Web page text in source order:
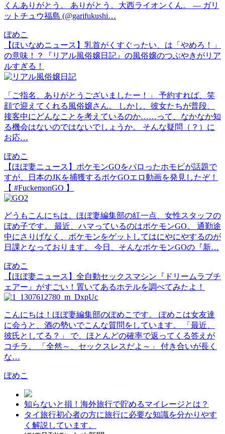
くんありがとう。 ありがとう。大西ライオンくん。 — ガリ
ットチュウ福島 (@garifukushi…
ぽめこ
【ほいなめニュース】乳首がくすぐったい、は「やめろ！」
の意味！？『リアル風俗嬢日記』の風俗嬢のつぶやきがリア
ルすぎる！
「ご指名、ありがとうございましたー！」 予約すれば、笑
顔で迎えてくれる風俗嬢さん。 しかし、彼女たちが普段、
接客中にどんなことを考えているのか……って、なかなか知
る機会はないのではないでしょうか。 そんな疑問（？）に
お応…
ぽめこ
【ほぼ妻ニュース】ポケモンGOをパロったホモビが話題で
すが、日本のJKを捕獲するポケGOエロ動画を発見したぞ！
【 #FuckemonGO 】
どうもこんにちは。ほぼ妻編集部の紅一点、女性スタッフの
ぽめ子です。 最近、ハマっているのはポケモンGO。 通勤途
中にさりげなく、ポケモンをゲットしてはにやにやするのが
日課となっております。 今日、そんなポケモンGOの『新…
ぽめこ
【ほぼ妻ニュース】全自動セックスマシン『ドリームラブチ
ェアー』がすごい！置いてあるホテルを調べてみたよ！
こんにちは！ほぼ妻編集部のぽめこです。 ぽめこは女友達
に会うと、酒の勢いでこんな質問をしています。 「最近、
彼氏としてる？」 で、ほとんどの確率で返ってくる答えが
コチラ。 「全然～、セックスレスだよ～」 付き合いが長く
な…
ぽめこ
知らないと損！海外旅行で貯めるマイレージとは？
タイ旅行初心者の方に旅行に必要な知識を分かりやす
く解説しています。